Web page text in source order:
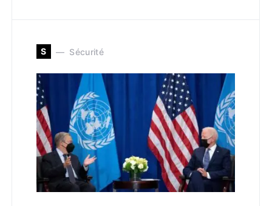
S Sécurité